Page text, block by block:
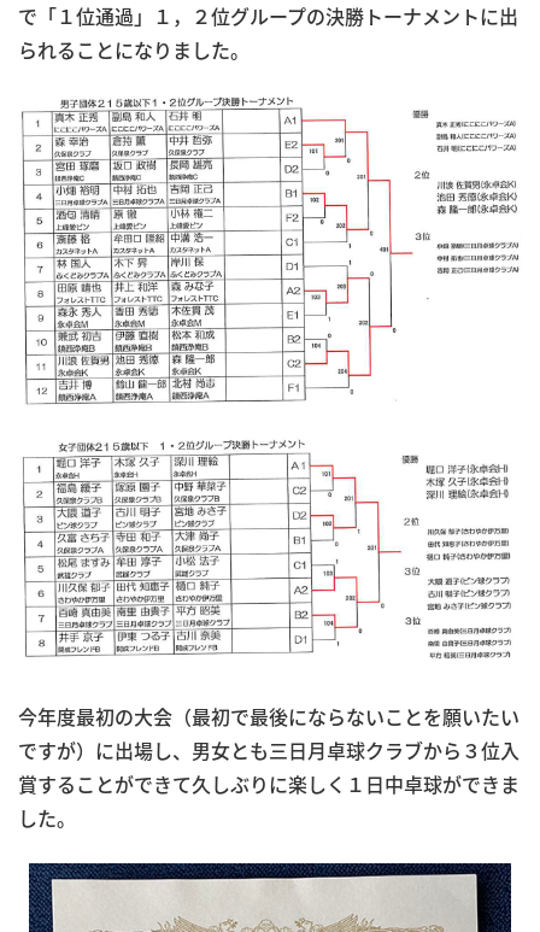
で「１位通過」１，２位グループの決勝トーナメントに出
られることになりました。
今年度最初の大会（最初で最後にならないことを願いたい
ですが）に出場し、男女とも三日月卓球クラブから３位入
賞することができて久しぶりに楽しく１日中卓球ができま
した。